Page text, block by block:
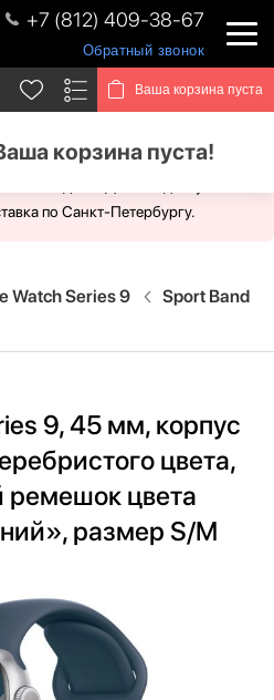
+7 (812) 409-38-67
Обратный звонок
Ваша корзина пуста
корзина пуста!
выходных. Для Вас доступен
по Санкт-Петербургу.
Watch Series 9 Sport Band
9, 45 мм, корпус
цвета,
ремешок цвета
размер S/M